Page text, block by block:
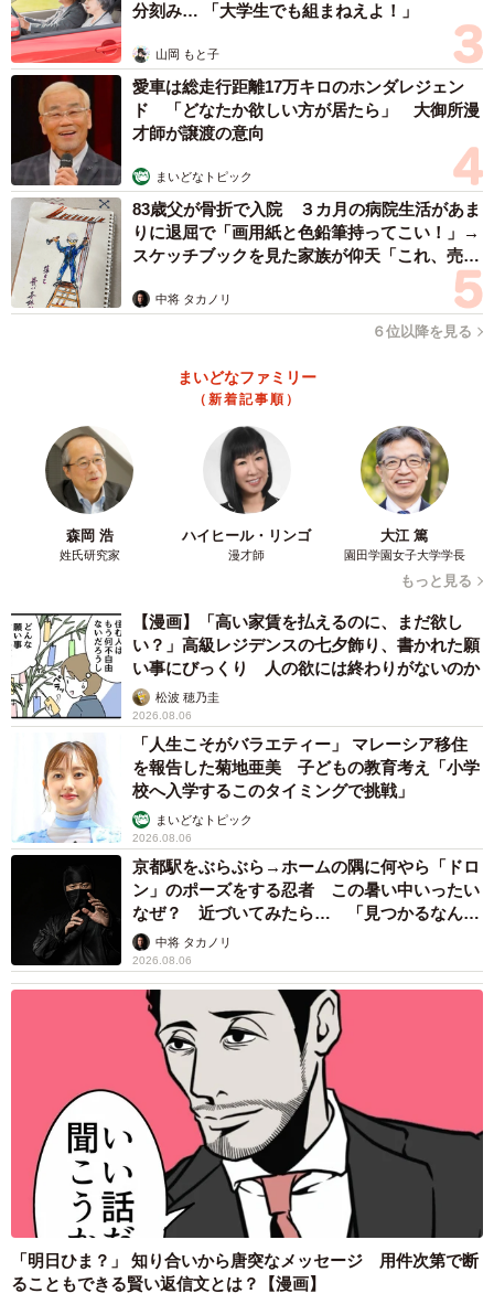
分刻み… 「大学生でも組まねえよ！」
山岡 もと子
愛車は総走行距離17万キロのホンダレジェン
ド 「どなたか欲しい方が居たら」 大御所漫
才師が譲渡の意向
まいどなトピック
83歳父が骨折で入院 ３カ月の病院生活があま
りに退屈で「画用紙と色鉛筆持ってこい！」→
スケッチブックを見た家族が仰天「これ、売れ
中将 タカノリ
６位以降を見る
まいどなファミリー
（新着記事順）
森岡 浩
姓氏研究家
ハイヒール・リンゴ
漫才師
大江 篤
園田学園女子大学学長
もっと見る
【漫画】「高い家賃を払えるのに、まだ欲し
い？」高級レジデンスの七夕飾り、書かれた願
い事にびっくり 人の欲には終わりがないのか
松波 穂乃圭
2026.08.06
「人生こそがバラエティー」 マレーシア移住
を報告した菊地亜美 子どもの教育考え「小学
校へ入学するこのタイミングで挑戦」
まいどなトピック
2026.08.06
京都駅をぶらぶら→ホームの隅に何やら「ドロ
ン」のポーズをする忍者 この暑い中いったい
なぜ？ 近づいてみたら… 「見つかるなんて
未熟」中将 タカノリ
2026.08.06
「明日ひま？」 知り合いから唐突なメッセージ 用件次第で断
ることもできる賢い返信文とは？【漫画】